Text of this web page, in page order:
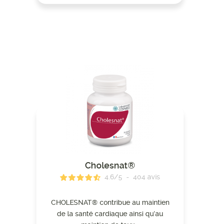
Cholesnat®
4.6/5 - 404 avis
CHOLESNAT® contribue au maintien
de la santé cardiaque ainsi qu’au